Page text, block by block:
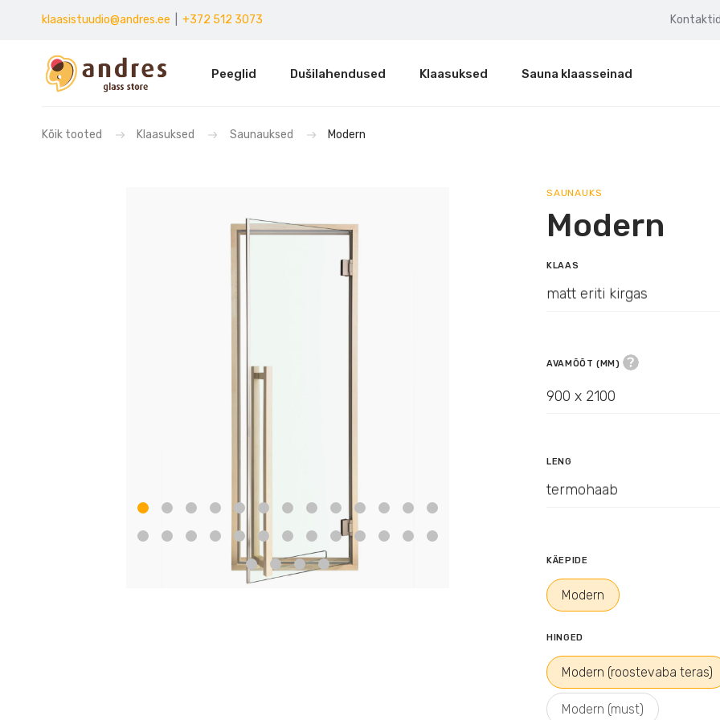
klaasistuudio@andres.ee +372 512 3073 Kontaktid
Peeglid Dušilahendused Klaasuksed Sauna klaasseinad
Kõik tooted Klaasuksed Saunauksed Modern
SAUNAUKS
Modern
KLAAS
matt eriti kirgas
AVAMÕÕT (MM)
900 x 2100
LENG
termohaab
KÄEPIDE
Modern
HINGED
Modern (roostevaba teras)
Modern (must)